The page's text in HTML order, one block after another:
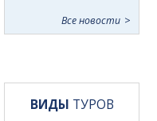
Все новости
ВИДЫ ТУРОВ